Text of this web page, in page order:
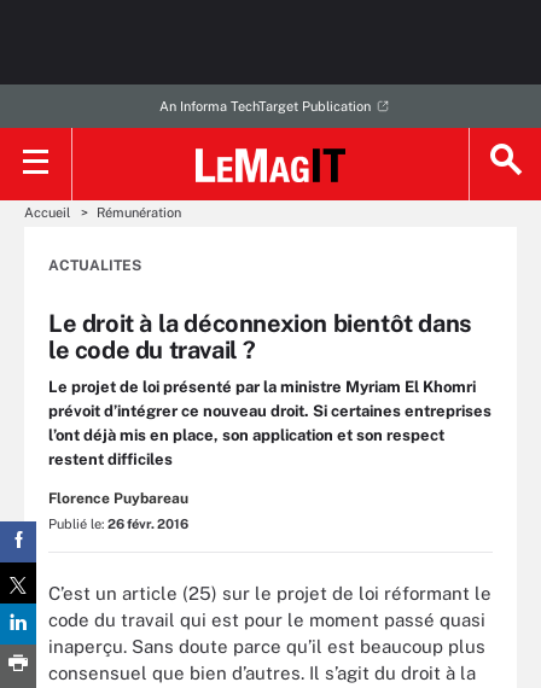
An Informa TechTarget Publication
Accueil Rémunération
ACTUALITES
Le droit à la déconnexion bientôt dans
le code du travail ?
Le projet de loi présenté par la ministre Myriam El Khomri
prévoit d’intégrer ce nouveau droit. Si certaines entreprises
l’ont déjà mis en place, son application et son respect
restent difficiles
Florence Puybareau
Publié le: 26 févr. 2016
C’est un article (25) sur le projet de loi réformant le
code du travail qui est pour le moment passé quasi
inaperçu. Sans doute parce qu’il est beaucoup plus
consensuel que bien d’autres. Il s’agit du droit à la